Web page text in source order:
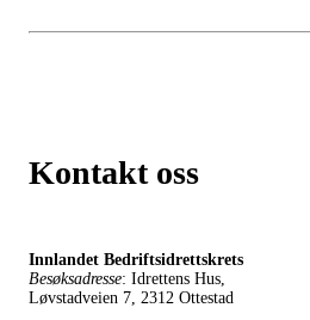
Kontakt oss
Innlandet Bedriftsidrettskrets
Besøksadresse: Idrettens Hus,
Løvstadveien 7, 2312 Ottestad